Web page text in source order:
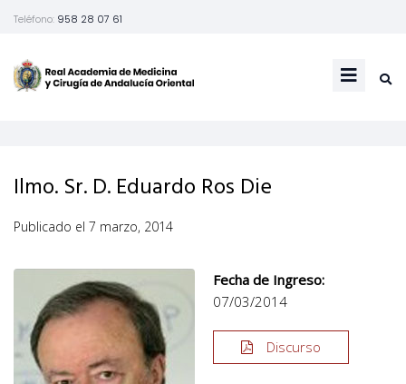
Teléfono: 958 28 07 61
Ilmo. Sr. D. Eduardo Ros Die
Publicado el 7 marzo, 2014
Fecha de Ingreso:
07/03/2014
Discurso